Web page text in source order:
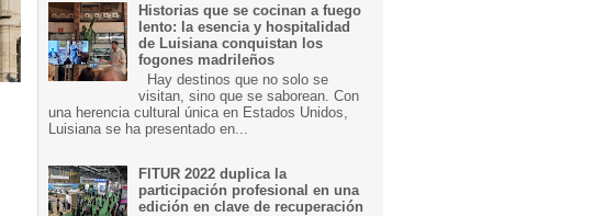
Historias que se cocinan a fuego
lento: la esencia y hospitalidad
de Luisiana conquistan los
fogones madrileños
Hay destinos que no solo se
visitan, sino que se saborean. Con
una herencia cultural única en Estados Unidos,
Luisiana se ha presentado en...
FITUR 2022 duplica la
participación profesional en una
edición en clave de recuperación